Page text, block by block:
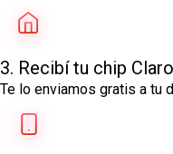
3. Recibí tu chip Claro
Te lo enviamos gratis a tu